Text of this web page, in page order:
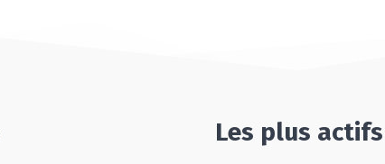
Les plus actifs